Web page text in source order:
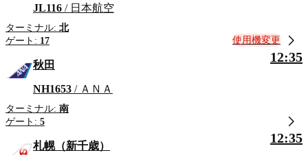
JL116 / 日本航空
ターミナル: 北
ゲート: 17 使用機変更
秋田
NH1653 / ＡＮＡ
ターミナル: 南
ゲート: 5
12:35
札幌（新千歳）
12:35